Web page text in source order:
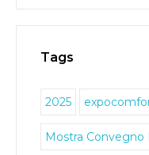
Tags
2025
Mostra